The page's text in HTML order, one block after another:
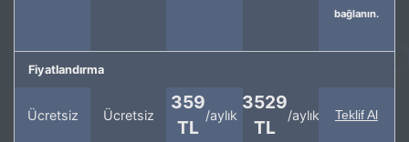
bağlanın.
Fiyatlandırma
Ücretsiz Ücretsiz
359
TL
/aylık
3529
TL
/aylık Teklif Al